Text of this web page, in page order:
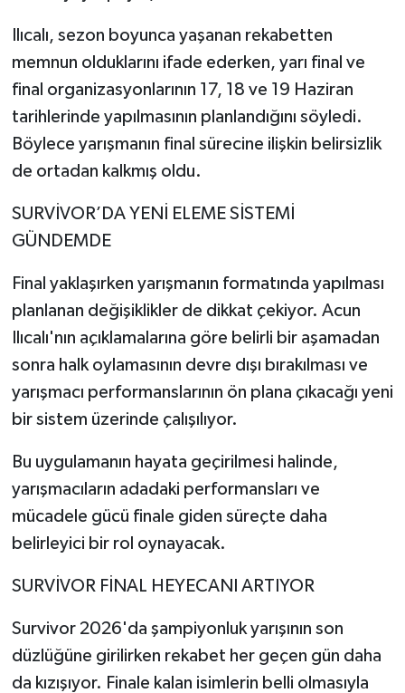
Ilıcalı, sezon boyunca yaşanan rekabetten
memnun olduklarını ifade ederken, yarı final ve
final organizasyonlarının 17, 18 ve 19 Haziran
tarihlerinde yapılmasının planlandığını söyledi.
Böylece yarışmanın final sürecine ilişkin belirsizlik
de ortadan kalkmış oldu.
SURVİVOR’DA YENİ ELEME SİSTEMİ
GÜNDEMDE
Final yaklaşırken yarışmanın formatında yapılması
planlanan değişiklikler de dikkat çekiyor. Acun
Ilıcalı'nın açıklamalarına göre belirli bir aşamadan
sonra halk oylamasının devre dışı bırakılması ve
yarışmacı performanslarının ön plana çıkacağı yeni
bir sistem üzerinde çalışılıyor.
Bu uygulamanın hayata geçirilmesi halinde,
yarışmacıların adadaki performansları ve
mücadele gücü finale giden süreçte daha
belirleyici bir rol oynayacak.
SURVİVOR FİNAL HEYECANI ARTIYOR
Survivor 2026'da şampiyonluk yarışının son
düzlüğüne girilirken rekabet her geçen gün daha
da kızışıyor. Finale kalan isimlerin belli olmasıyla